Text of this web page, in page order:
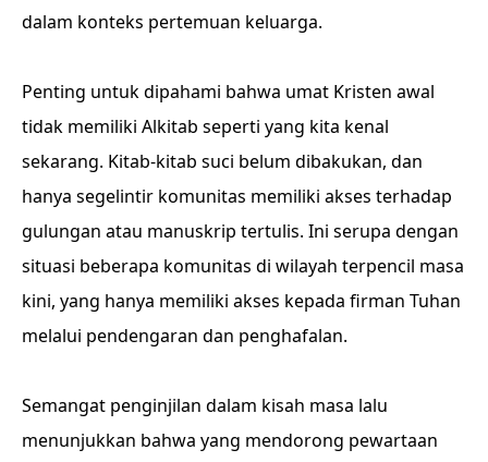
dalam konteks pertemuan keluarga.
Penting untuk dipahami bahwa umat Kristen awal
tidak memiliki Alkitab seperti yang kita kenal
sekarang. Kitab-kitab suci belum dibakukan, dan
hanya segelintir komunitas memiliki akses terhadap
gulungan atau manuskrip tertulis. Ini serupa dengan
situasi beberapa komunitas di wilayah terpencil masa
kini, yang hanya memiliki akses kepada firman Tuhan
melalui pendengaran dan penghafalan.
Semangat penginjilan dalam kisah masa lalu
menunjukkan bahwa yang mendorong pewartaan